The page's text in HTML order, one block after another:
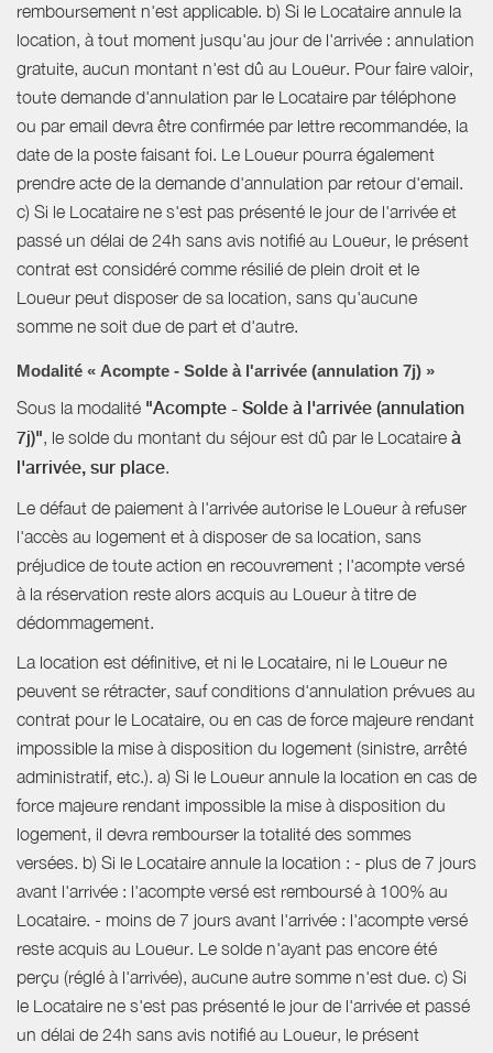
remboursement n'est applicable. b) Si le Locataire annule la
location, à tout moment jusqu'au jour de l'arrivée : annulation
gratuite, aucun montant n'est dû au Loueur. Pour faire valoir,
toute demande d'annulation par le Locataire par téléphone
ou par email devra être confirmée par lettre recommandée, la
date de la poste faisant foi. Le Loueur pourra également
prendre acte de la demande d'annulation par retour d'email.
c) Si le Locataire ne s'est pas présenté le jour de l'arrivée et
passé un délai de 24h sans avis notifié au Loueur, le présent
contrat est considéré comme résilié de plein droit et le
Loueur peut disposer de sa location, sans qu'aucune
somme ne soit due de part et d'autre.
Modalité « Acompte - Solde à l'arrivée (annulation 7j) »
Sous la modalité "Acompte - Solde à l'arrivée (annulation
7j)", le solde du montant du séjour est dû par le Locataire à
l'arrivée, sur place.
Le défaut de paiement à l'arrivée autorise le Loueur à refuser
l'accès au logement et à disposer de sa location, sans
préjudice de toute action en recouvrement ; l'acompte versé
à la réservation reste alors acquis au Loueur à titre de
dédommagement.
La location est définitive, et ni le Locataire, ni le Loueur ne
peuvent se rétracter, sauf conditions d'annulation prévues au
contrat pour le Locataire, ou en cas de force majeure rendant
impossible la mise à disposition du logement (sinistre, arrêté
administratif, etc.). a) Si le Loueur annule la location en cas de
force majeure rendant impossible la mise à disposition du
logement, il devra rembourser la totalité des sommes
versées. b) Si le Locataire annule la location : - plus de 7 jours
avant l'arrivée : l'acompte versé est remboursé à 100% au
Locataire. - moins de 7 jours avant l'arrivée : l'acompte versé
reste acquis au Loueur. Le solde n'ayant pas encore été
perçu (réglé à l'arrivée), aucune autre somme n'est due. c) Si
le Locataire ne s'est pas présenté le jour de l'arrivée et passé
un délai de 24h sans avis notifié au Loueur, le présent